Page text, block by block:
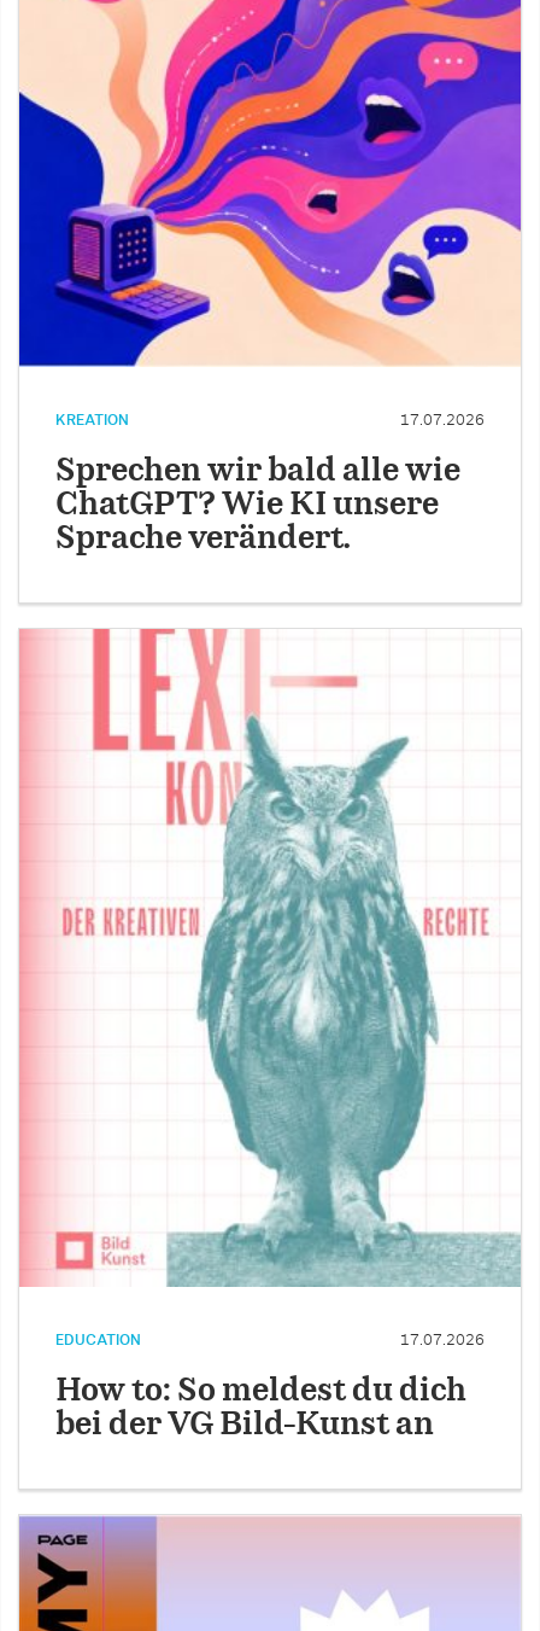
KREATION 17.07.2026
Sprechen wir bald alle wie
ChatGPT? Wie KI unsere
Sprache verändert.
EDUCATION 17.07.2026
How to: So meldest du dich
bei der VG Bild-Kunst an